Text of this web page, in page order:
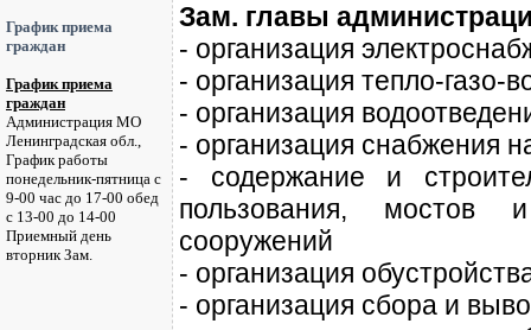
График приема
граждан
График приема
граждан
Администрация МО
Ленинградская обл.,
График работы
понедельник-пятница с
9-00 час до 17-00 обед
с 13-00 до 14-00
Приемный день
вторник Зам.
Зам. главы
- организация
- организация тепло-газо-
- организация
- организация снабжения
- содержание и
пользования, мостов
сооружений
- организация
- организация сбора и